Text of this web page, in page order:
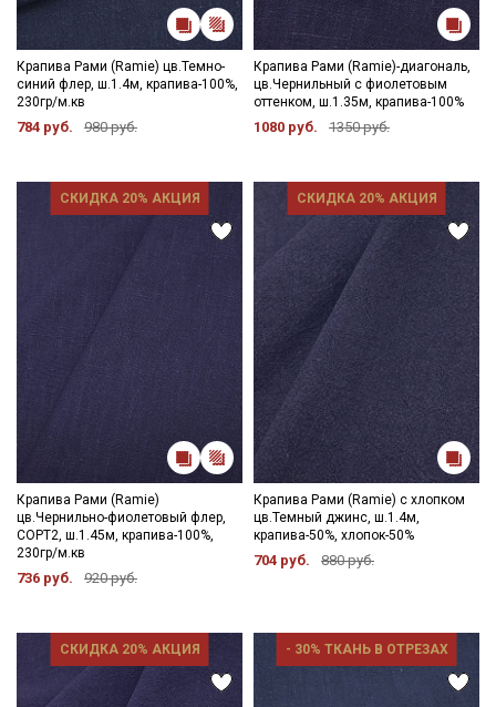
Крапива Рами (Ramie) цв.Темно-
синий флер, ш.1.4м, крапива-100%,
230гр/м.кв
784 руб. 980 руб.
Крапива Рами (Ramie)-диагональ,
цв.Чернильный с фиолетовым
оттенком, ш.1.35м, крапива-100%
1080 руб. 1350 руб.
СКИДКА 20% АКЦИЯ
Крапива Рами (Ramie)
цв.Чернильно-фиолетовый флер,
СОРТ2, ш.1.45м, крапива-100%,
230гр/м.кв
736 руб. 920 руб.
СКИДКА 20% АКЦИЯ
Крапива Рами (Ramie) с хлопком
цв.Темный джинс, ш.1.4м,
крапива-50%, хлопок-50%
704 руб. 880 руб.
СКИДКА 20% АКЦИЯ - 30% ТКАНЬ В ОТРЕЗАХ
Секретная рассылка от Купава
Мы публикуем здесь дополнительные
промокоды и скидки до 30% на узкие
категории тканей